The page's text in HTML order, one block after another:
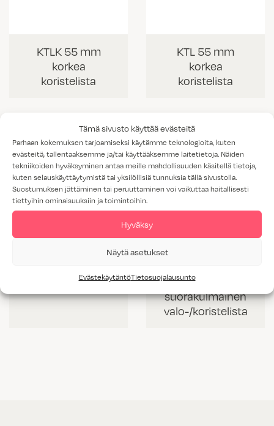
Tämä sivusto käyttää evästeitä
Parhaan kokemuksen tarjoamiseksi käytämme teknologioita, kuten
evästeitä, tallentaaksemme ja/tai käyttääksemme laitetietoja. Näiden
tekniikoiden hyväksyminen antaa meille mahdollisuuden käsitellä tietoja,
kuten selauskäyttäytymistä tai yksilöllisiä tunnuksia tällä sivustolla.
Suostumuksen jättäminen tai peruuttaminen voi vaikuttaa haitallisesti
tiettyihin ominaisuuksiin ja toimintoihin.
Hyväksy
Näytä asetukset
EvästekäytäntöTietosuojalausunto
KTLK 55 mm
korkea
koristelista
KTL 55 mm
korkea
koristelista
valolista
korkea
suorakulmainen
valo-/koristelista